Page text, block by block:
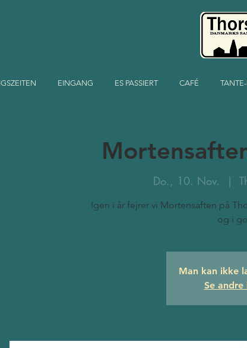
EINGANG ES PASSIERT CAFÉ
Do., 10. Nov.
  |
Igen i år fejrer vi Mortensaften på
og i
Man kan ikke
Se andre